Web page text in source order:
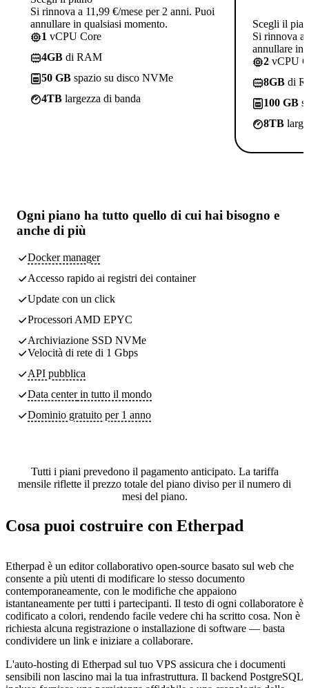
Si rinnova a 11,99 €/mese per 2 anni. Puoi
annullare in qualsiasi momento.
1 vCPU Core
4GB di RAM
50 GB spazio su disco NVMe
4TB largezza di banda
Scegli il
Si rinnova a
annullare in
2 vCPU
8GB di
100 GB
8TB
Ogni piano ha tutto quello di cui hai bisogno e
anche di più
Docker manager
Accesso rapido ai registri dei container
Update con un click
Processori AMD EPYC
Archiviazione SSD NVMe
Velocità di rete di 1 Gbps
API pubblica
Data centerin tutto il mondo
Dominio gratuito per 1 anno
Tutti i piani prevedono il pagamento anticipato. La tariffa
mensile riflette il prezzo totale del piano diviso per il numero di
mesi del piano.
Cosa puoi costruire con Etherpad
Etherpad è un editor collaborativo open-source basato sul web che
consente a più utenti di modificare lo stesso documento
contemporaneamente, con le modifiche che appaiono
istantaneamente per tutti i partecipanti. Il testo di ogni collaboratore è
codificato a colori, rendendo facile vedere chi ha scritto cosa. Non è
richiesta alcuna registrazione o installazione di software — basta
condividere un link e iniziare a collaborare.
L'auto-hosting di Etherpad sul tuo VPS assicura che i documenti
sensibili non lascino mai la tua infrastruttura. Il backend PostgreSQL